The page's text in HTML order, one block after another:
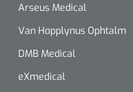
Arseus Medical
Van Hopplynus Ophtalm
DMB Medical
eXmedical